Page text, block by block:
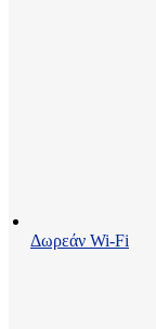
Δωρεάν Wi-Fi